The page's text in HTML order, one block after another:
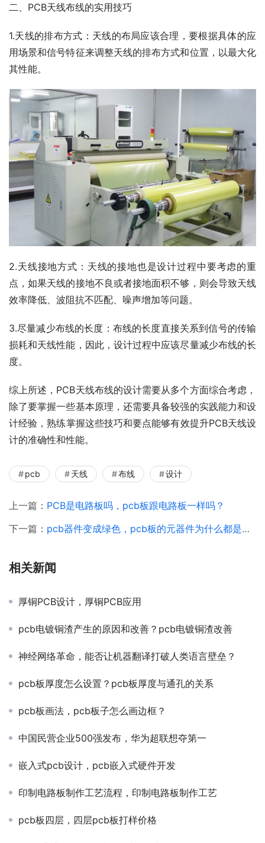
二、PCB天线布线的实用技巧
1.天线的排布方式：天线的布局应该合理，要根据具体的应
用场景和信号特征来调整天线的排布方式和位置，以最大化
其性能。
2.天线接地方式：天线的接地也是设计过程中要考虑的重
点，如果天线的接地不良或者接地面积不够，则会导致天线
效率降低、波阻抗不匹配、噪声增加等问题。
3.尽量减少布线的长度：布线的长度直接关系到信号的传输
损耗和天线性能，因此，设计过程中应该尽量减少布线的长
度。
综上所述，PCB天线布线的设计需要从多个方面综合考虑，
除了要掌握一些基本原理，还需要具备较强的实践能力和设
计经验，熟练掌握这些技巧和要点能够有效提升PCB天线设
计的准确性和性能。
pcb 天线 布线 设计
上一篇： PCB是电路板吗，pcb板跟电路板一样吗？
下一篇： pcb器件变成绿色，pcb板的元器件为什么都是绿色的？
相关新闻
厚铜PCB设计，厚铜PCB应用
pcb电镀铜渣产生的原因和改善？pcb电镀铜渣改善
神经网络革命，能否让机器翻译打破人类语言壁垒？
pcb板厚度怎么设置？pcb板厚度与通孔的关系
pcb板画法，pcb板子怎么画边框？
中国民营企业500强发布，华为超联想夺第一
嵌入式pcb设计，pcb嵌入式硬件开发
印制电路板制作工艺流程，印制电路板制作工艺
pcb板四层，四层pcb板打样价格